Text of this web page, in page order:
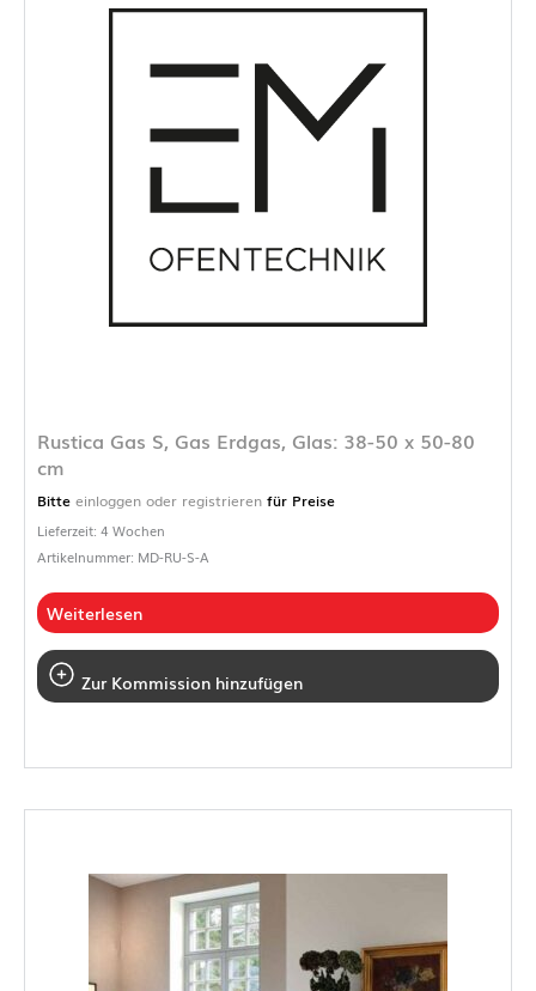
Rustica Gas S, Gas Erdgas, Glas: 38-50 x 50-80
cm
Bitte einloggen oder registrieren für Preise
Lieferzeit: 4 Wochen
Artikelnummer: MD-RU-S-A
Weiterlesen
Zur Kommission hinzufügen